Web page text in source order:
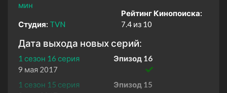
мин
Студия: TVN
Рейтинг Кинопоиска:
7.4 из 10
Дата выхода новых серий:
1 сезон 16 серия
Эпизод 16
9 мая 2017
1 сезон 15 серия
Эпизод 15